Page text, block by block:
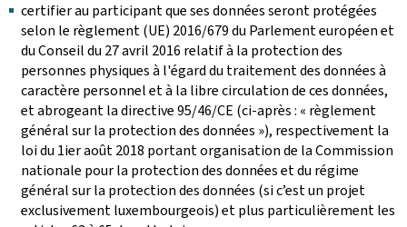
certifier au participant que ses données seront protégées
selon le règlement (UE) 2016/679 du Parlement européen et
du Conseil du 27 avril 2016 relatif à la protection des
personnes physiques à l'égard du traitement des données à
caractère personnel et à la libre circulation de ces données,
et abrogeant la directive 95/46/CE (ci-après : « règlement
général sur la protection des données »), respectivement la
loi du 1ier août 2018 portant organisation de la Commission
nationale pour la protection des données et du régime
général sur la protection des données (si c’est un projet
exclusivement luxembourgeois) et plus particulièrement les